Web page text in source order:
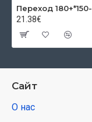
Переход 180+*150-
21.38€
Сайт
О нас